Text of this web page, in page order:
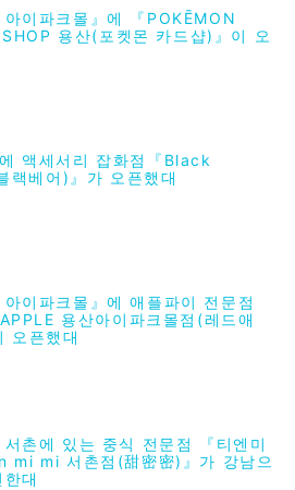
아이파크몰』에 『POKĒMON
용산(포켓몬 카드샵)』이 오
액세서리 잡화점『Black
랙베어)』가 오픈했대
아이파크몰』에 애플파이 전문점
용산아이파크몰점(레드애
오픈했대
서촌에 있는 중식 전문점 『티엔미
mi mi 서촌점(甜密密)』가 강남으
대